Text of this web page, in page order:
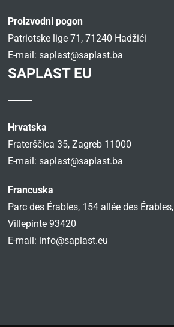
Proizvodni pogon
Patriotske lige 71, 71240 Hadžići
E-mail:saplast@saplast.ba
SAPLAST EU
Hrvatska
Fraterščica 35, Zagreb 11000
E-mail:saplast@saplast.ba
Francuska
Parc des Érables, 154 allée des Érables,
Villepinte 93420
E-mail: info@saplast.eu